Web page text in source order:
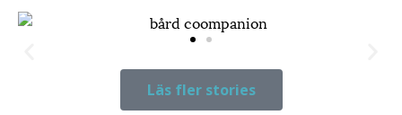
Här får människor och saker en
andra chansLäs fler stories